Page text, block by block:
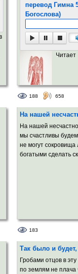
перевод Гимна
Богослова)
188 658
На нашей
На нашей
мы счастливы
не могут сокровища
богатыми сделать
183
Так было и
Гробами отцов в
по землям не плача